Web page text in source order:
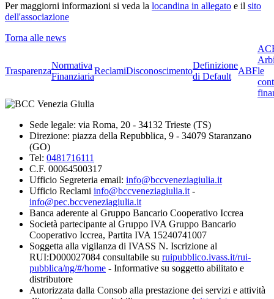
Per maggiorni informazioni si veda la locandina in allegato e il sito
dell'associazione
Torna alle news
Trasparenza
Normativa
Finanziaria
ReclamiDisconoscimento
Definizione
di Default
ABFle
Sede legale: via Roma, 20 - 34132 Trieste (TS)
Direzione: piazza della Repubblica, 9 - 34079 Staranzano
(GO)
Tel: 0481716111
C.F. 00064500317
Ufficio Segreteria email: info@bccveneziagiulia.it
Ufficio Reclami info@bccveneziagiulia.it -
info@pec.bccveneziagiulia.it
Banca aderente al Gruppo Bancario Cooperativo Iccrea
Società partecipante al Gruppo IVA Gruppo Bancario
Cooperativo Iccrea, Partita IVA 15240741007
Soggetta alla vigilanza di IVASS N. Iscrizione al
RUI:D000027084 consultabile su ruipubblico.ivass.it/rui-
pubblica/ng/#/home - Informative su soggetto abilitato e
distributore
Autorizzata dalla Consob alla prestazione dei servizi e attività